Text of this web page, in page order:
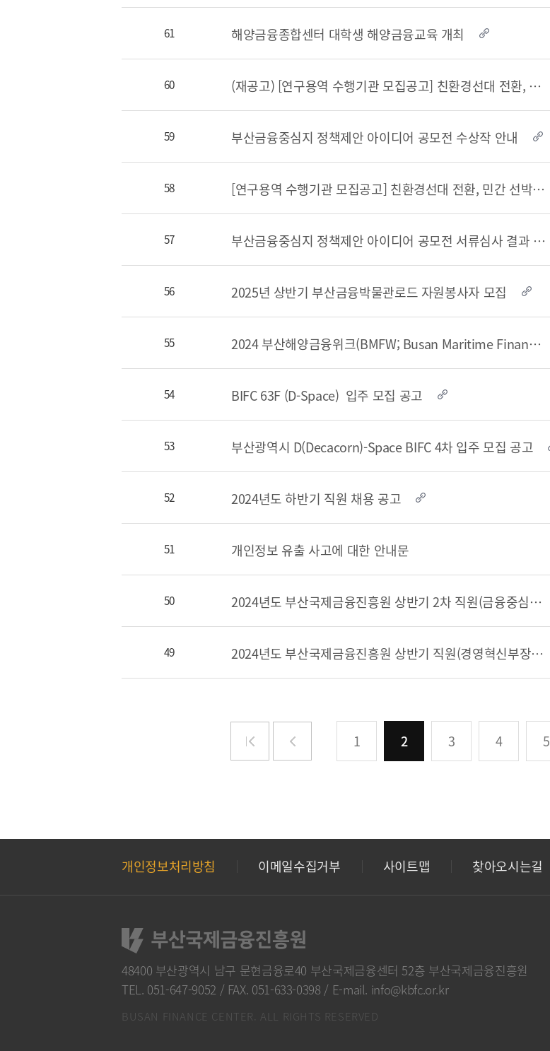
소개
설립목적
조직도
해양금융센터
개인정보처리방침
사이트맵
Family Site
61 해양금융종합센터 대학생 해양금융교육 개최
60 (재공고) [연구용역 수행기관 모집공고] 친환경선대 전환, 민간 선박금융 및 부산 해양금융..
59 부산금융중심지 정책제안 아이디어 공모전 수상작 안내
58 [연구용역 수행기관 모집공고] 친환경선대 전환, 민간 선박금융 및 부산 해양금융중심지 ..
57 부산금융중심지 정책제안 아이디어 공모전 서류심사 결과 안내
56 2025년 상반기 부산금융박물관로드 자원봉사자 모집
55 2024 부산해양금융위크(BMFW; Busan Maritime Finance Week) 개최
54 BIFC 63F (D-Space) 입주 모집 공고
53 부산광역시 D(Decacorn)-Space BIFC 4차 입주 모집 공고
52 2024년도 하반기 직원 채용 공고
51 개인정보 유출 사고에 대한 안내문
50 2024년도 부산국제금융진흥원 상반기 2차 직원(금융중심지 연구 및 국내외 사업지원_3급) 채..
49 2024년도 부산국제금융진흥원 상반기 직원(경영혁신부장) 채용 재공고
1 2 3 4 5
개인정보처리방침 이메일수집거부 사이트맵 찾아오시는길
48400 부산광역시 남구 문현금융로40 부산국제금융센터 52층 부산국제금융진흥원
TEL. 051-647-9052 / FAX. 051-633-0398 / E-mail. info@kbfc.or.kr
BUSAN FINANCE CENTER. ALL RIGHTS RESERVED